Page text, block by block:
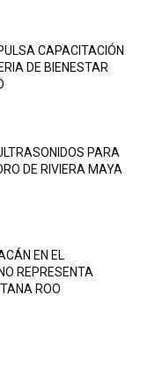
CAPACITACIÓN
DE BIENESTAR
PARA
DE RIVIERA MAYA
EN EL
REPRESENTA
ROO